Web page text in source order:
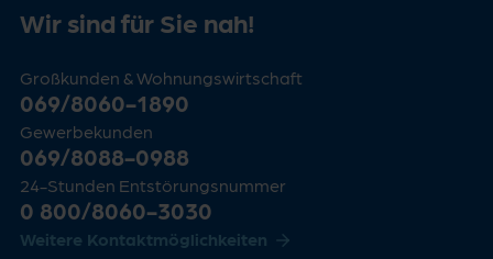
Wir sind für Sie nah!
Großkunden & Wohnungswirtschaft
069/8060-1890
Gewerbekunden
069/8088-0988
24-Stunden Entstörungsnummer
0 800/8060-3030
Weitere Kontaktmöglichkeiten